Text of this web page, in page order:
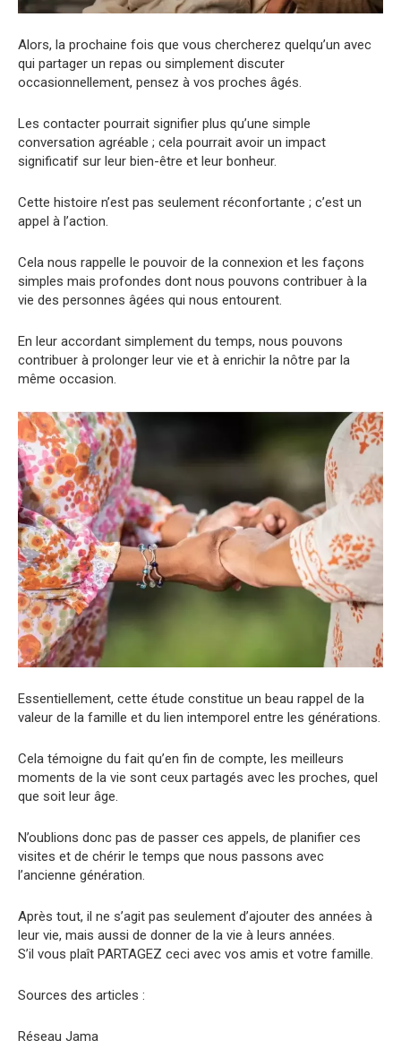
Alors, la prochaine fois que vous chercherez quelqu’un avec
qui partager un repas ou simplement discuter
occasionnellement, pensez à vos proches âgés.
Les contacter pourrait signifier plus qu’une simple
conversation agréable ; cela pourrait avoir un impact
significatif sur leur bien-être et leur bonheur.
Cette histoire n’est pas seulement réconfortante ; c’est un
appel à l’action.
Cela nous rappelle le pouvoir de la connexion et les façons
simples mais profondes dont nous pouvons contribuer à la
vie des personnes âgées qui nous entourent.
En leur accordant simplement du temps, nous pouvons
contribuer à prolonger leur vie et à enrichir la nôtre par la
même occasion.
Essentiellement, cette étude constitue un beau rappel de la
valeur de la famille et du lien intemporel entre les générations.
Cela témoigne du fait qu’en fin de compte, les meilleurs
moments de la vie sont ceux partagés avec les proches, quel
que soit leur âge.
N’oublions donc pas de passer ces appels, de planifier ces
visites et de chérir le temps que nous passons avec
l’ancienne génération.
Après tout, il ne s’agit pas seulement d’ajouter des années à
leur vie, mais aussi de donner de la vie à leurs années.
S’il vous plaît PARTAGEZ ceci avec vos amis et votre famille.
Sources des articles :
Réseau Jama